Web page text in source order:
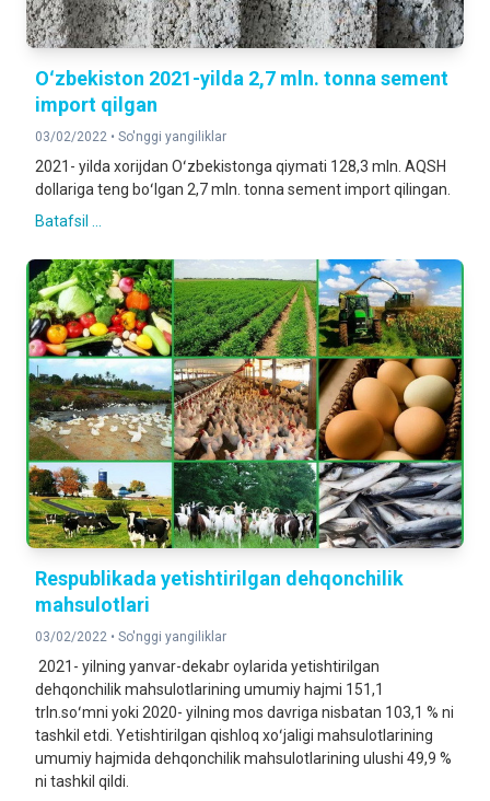
Oʻzbekiston 2021-yilda 2,7 mln. tonna sement
import qilgan
03/02/2022 • So'nggi yangiliklar
2021- yilda xorijdan Oʻzbekistonga qiymati 128,3 mln. AQSH
dollariga teng boʻlgan 2,7 mln. tonna sement import qilingan.
Batafsil ...
Respublikada yetishtirilgan dehqonchilik
mahsulotlari
03/02/2022 • So'nggi yangiliklar
2021- yilning yanvar-dekabr oylarida yetishtirilgan
dehqonchilik mahsulotlarining umumiy hajmi 151,1
trln.soʻmni yoki 2020- yilning mos davriga nisbatan 103,1 % ni
tashkil etdi. Yetishtirilgan qishloq xoʻjaligi mahsulotlarining
umumiy hajmida dehqonchilik mahsulotlarining ulushi 49,9 %
ni tashkil qildi.